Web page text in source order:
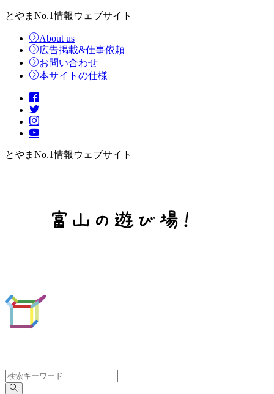
とやまNo.1情報ウェブサイト
About us
広告掲載&仕事依頼
お問い合わせ
本サイトの仕様
とやまNo.1情報ウェブサイト